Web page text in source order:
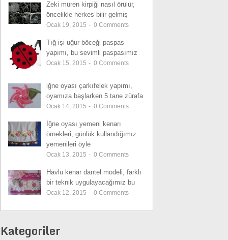
Zeki müren kirpiği nasıl örülür,
öncelikle herkes bilir gelmiş
Ocak 19, 2015 - 0 Comments
Tığ işi uğur böceği paspas
yapımı, bu sevimli paspasımız
Ocak 15, 2015 - 0 Comments
iğne oyası çarkıfelek yapımı,
oyamıza başlarken 5 tane zürafa
Ocak 14, 2015 - 0 Comments
İğne oyası yemeni kenarı
örnekleri, günlük kullandığımız
yemenileri öyle
Ocak 13, 2015 - 0 Comments
Havlu kenar dantel modeli, farklı
bir teknik uygulayacağımız bu
Ocak 12, 2015 - 0 Comments
Kategoriler